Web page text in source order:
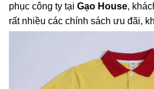
phục công ty tại Gạo House,
rất nhiều các chính sách ưu đãi,